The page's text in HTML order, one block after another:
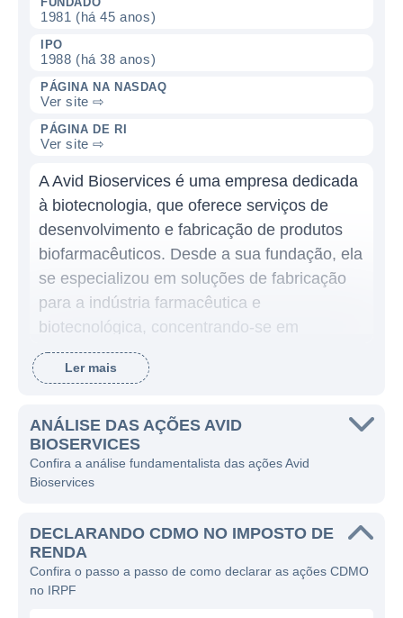
1981 (há 45 anos)
IPO
1988 (há 38 anos)
PÁGINA NA NASDAQ
Ver site ⇨
PÁGINA DE RI
Ver site ⇨
A Avid Bioservices é uma empresa dedicada
à biotecnologia, que oferece serviços de
desenvolvimento e fabricação de produtos
biofarmacêuticos. Desde a sua fundação, ela
se especializou em soluções de fabricação
para a indústria farmacêutica e
biotecnológica, concentrando-se em
produtos que envolvem a produção e o
desenvolvimento de anticorpos monoclonais
destaca-se por suas instalações que
atendem a padrões rigorosos de qualidade e
regulamentação do setor, o que é vital para
A Avid Bioservices busca atuar em diversas
áreas do mercado biofarmacêutico,
Ler mais
ANÁLISE DAS AÇÕES AVID
BIOSERVICES
Confira a análise fundamentalista das ações Avid
Bioservices
DECLARANDO CDMO NO IMPOSTO DE
RENDA
Confira o passo a passo de como declarar as ações CDMO
no IRPF